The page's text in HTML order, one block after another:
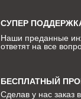
СУПЕР
Наши преданные
ответят на все
БЕСПЛАТНЫЙ
Сделав у нас заказ